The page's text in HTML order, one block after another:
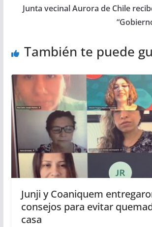
Junta vecinal Aurora de Chile
También te puede
Junji y Coaniquem
consejos para evitar
casa